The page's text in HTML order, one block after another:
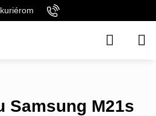
Samsung M21s